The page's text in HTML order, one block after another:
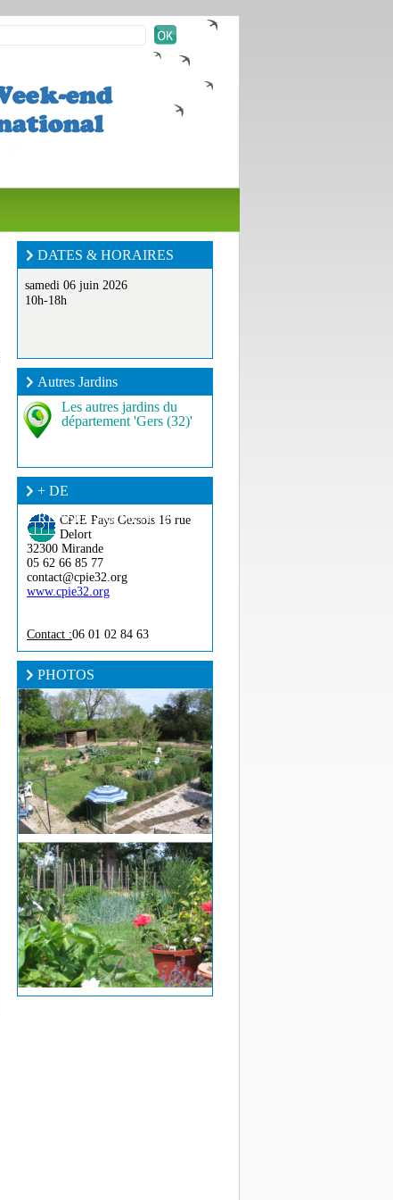
DATES & HORAIRES
samedi 06 juin 2026
10h-18h
Autres Jardins
Les autres jardins du
département 'Gers (32)'
+ DE
RENSEIGNEMENT ?
CPIE Pays Gersois 16 rue
Delort
32300 Mirande
05 62 66 85 77
contact@cpie32.org
www.cpie32.org
Contact :06 01 02 84 63
PHOTOS